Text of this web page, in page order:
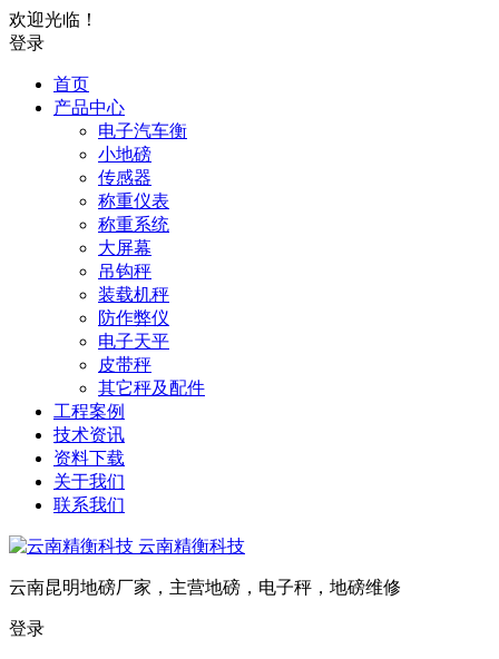
欢迎光临！
登录
首页
产品中心
电子汽车衡
小地磅
传感器
称重仪表
称重系统
大屏幕
吊钩秤
装载机秤
防作弊仪
电子天平
皮带秤
其它秤及配件
工程案例
技术资讯
资料下载
关于我们
联系我们
云南精衡科技
云南昆明地磅厂家，主营地磅，电子秤，地磅维修
登录